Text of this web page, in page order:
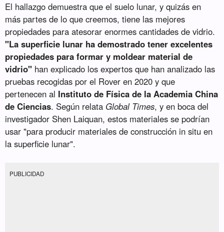
El hallazgo demuestra que el suelo lunar, y quizás en
más partes de lo que creemos, tiene las mejores
propiedades para atesorar enormes cantidades de vidrio.
"La superficie lunar ha demostrado tener excelentes
propiedades para formar y moldear material de
vidrio" han explicado los expertos que han analizado las
pruebas recogidas por el Rover en 2020 y que
pertenecen al Instituto de Física de la Academia China
de Ciencias. Según relata Global Times, y en boca del
investigador Shen Laiquan, estos materiales se podrían
usar "para producir materiales de construcción in situ en
la superficie lunar".
PUBLICIDAD